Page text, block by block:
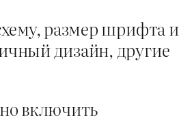
размер шрифта и
дизайн, другие
включить